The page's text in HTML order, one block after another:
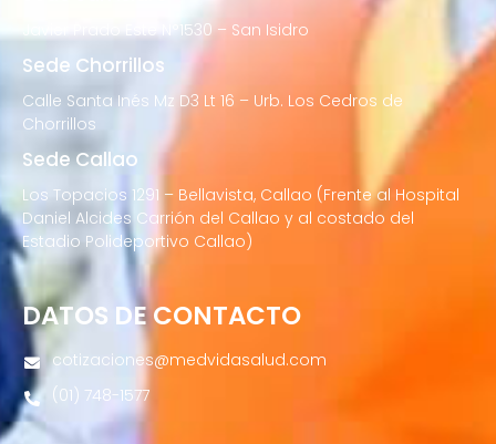
Javier Prado Este N°1530 – San Isidro
Sede Chorrillos
Calle Santa Inés Mz D3 Lt 16 – Urb. Los Cedros de
Chorrillos
Sede Callao
Los Topacios 1291 – Bellavista, Callao (Frente al Hospital
Daniel Alcides Carrión del Callao y al costado del
Estadio Polideportivo Callao)
DATOS DE CONTACTO
cotizaciones@medvidasalud.com
(01) 748-1577